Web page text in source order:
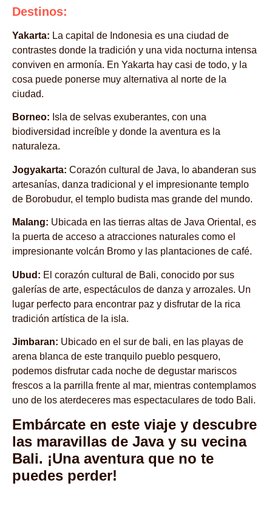
Destinos:
Yakarta: La capital de Indonesia es una ciudad de
contrastes donde la tradición y una vida nocturna intensa
conviven en armonía. En Yakarta hay casi de todo, y la
cosa puede ponerse muy alternativa al norte de la
ciudad.
Borneo: Isla de selvas exuberantes, con una
biodiversidad increíble y donde la aventura es la
naturaleza.
Jogyakarta: Corazón cultural de Java, lo abanderan sus
artesanías, danza tradicional y el impresionante templo
de Borobudur, el templo budista mas grande del mundo.
Malang: Ubicada en las tierras altas de Java Oriental, es
la puerta de acceso a atracciones naturales como el
impresionante volcán Bromo y las plantaciones de café.
Ubud: El corazón cultural de Bali, conocido por sus
galerías de arte, espectáculos de danza y arrozales. Un
lugar perfecto para encontrar paz y disfrutar de la rica
tradición artística de la isla.
Jimbaran: Ubicado en el sur de bali, en las playas de
arena blanca de este tranquilo pueblo pesquero,
podemos disfrutar cada noche de degustar mariscos
frescos a la parrilla frente al mar, mientras contemplamos
uno de los aterdeceres mas espectaculares de todo Bali.
Embárcate en este viaje y descubre
las maravillas de Java y su vecina
Bali. ¡Una aventura que no te
puedes perder!